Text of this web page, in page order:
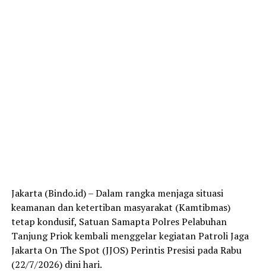
Jakarta (Bindo.id) – Dalam rangka menjaga situasi
keamanan dan ketertiban masyarakat (Kamtibmas)
tetap kondusif, Satuan Samapta Polres Pelabuhan
Tanjung Priok kembali menggelar kegiatan Patroli Jaga
Jakarta On The Spot (JJOS) Perintis Presisi pada Rabu
(22/7/2026) dini hari.